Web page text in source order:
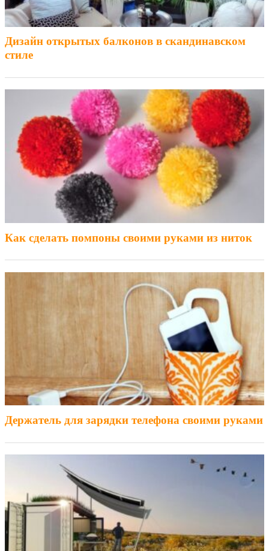
Дизайн открытых балконов в скандинавском
стиле
Как сделать помпоны своими руками из ниток
Держатель для зарядки телефона своими руками